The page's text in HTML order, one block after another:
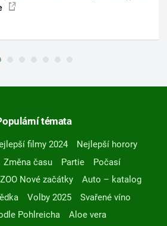
témata
filmy 2024
Nejlepší horory
Změna času Partie
Počasí
ZOO Nové začátky
Auto – katalog
Volby 2025
Svařené víno
Pohlreicha
Aloe vera